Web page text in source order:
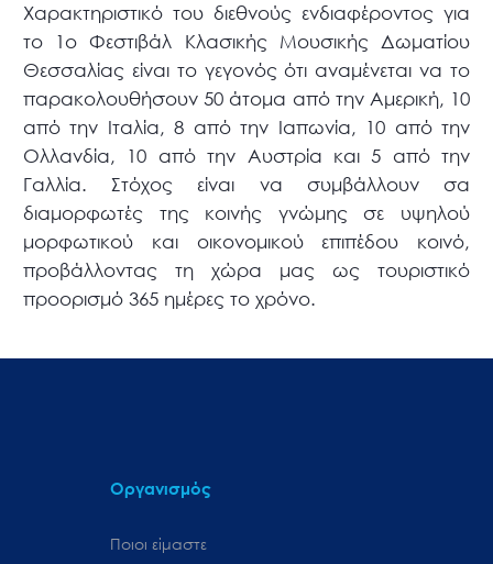
Χαρακτηριστικό του διεθνούς ενδιαφέροντος για
το 1ο Φεστιβάλ Κλασικής Μουσικής Δωματίου
Θεσσαλίας είναι το γεγονός ότι αναμένεται να το
παρακολουθήσουν 50 άτομα από την Αμερική, 10
από την Ιταλία, 8 από την Ιαπωνία, 10 από την
Ολλανδία, 10 από την Αυστρία και 5 από την
Γαλλία. Στόχος είναι να συμβάλλουν σα
διαμορφωτές της κοινής γνώμης σε υψηλού
μορφωτικού και οικονομικού επιπέδου κοινό,
προβάλλοντας τη χώρα μας ως τουριστικό
προορισμό 365 ημέρες το χρόνο.
Οργανισμός
Ποιοι είμαστε